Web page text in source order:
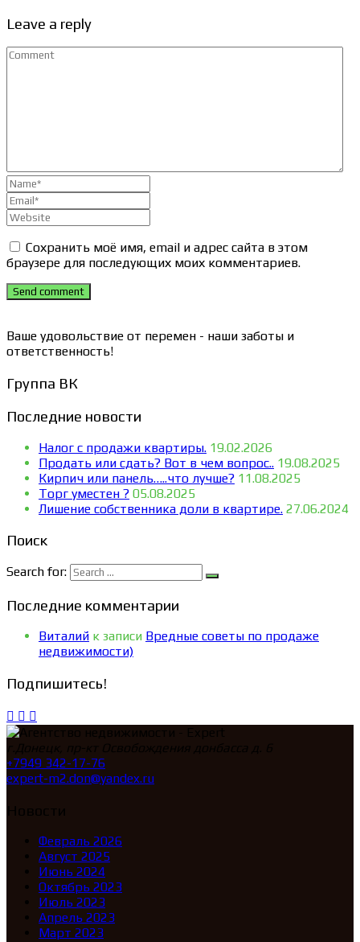
Leave a reply
Сохранить моё имя, email и адрес сайта в этом
браузере для последующих моих комментариев.
Send comment
Ваше удовольствие от перемен - наши заботы и
ответственность!
Группа ВК
Последние новости
Налог с продажи квартиры. 19.02.2026
Продать или сдать? Вот в чем вопрос.. 19.08.2025
Кирпич или панель…..что лучше? 11.08.2025
Торг уместен ? 05.08.2025
Лишение собственника доли в квартире. 27.06.2024
Поиск
Search for:
Последние комментарии
Виталий к записи Вредные советы по продаже
недвижимости)
Подпишитесь!
+7949 342-17-76
expert-m2.don@yandex.ru
Февраль 2026
Август 2025
Июнь 2024
Октябрь 2023
Июль 2023
Апрель 2023
Март 2023